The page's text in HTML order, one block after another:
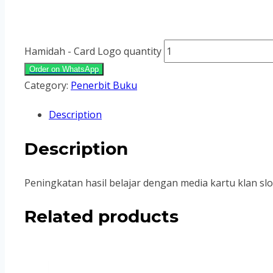
Hamidah - Card Logo quantity
Order on WhatsApp
Category: Penerbit Buku
Description
Description
Peningkatan hasil belajar dengan media kartu klan
Related products